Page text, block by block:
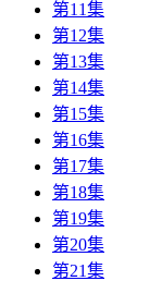
第11集
第12集
第13集
第14集
第15集
第16集
第17集
第18集
第19集
第20集
第21集